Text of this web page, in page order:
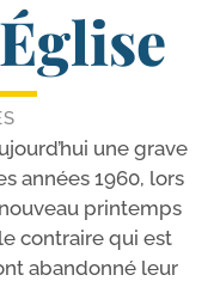
une grave
années 1960, lors
prin­temps
le contraire qui est
aban­don­né leur